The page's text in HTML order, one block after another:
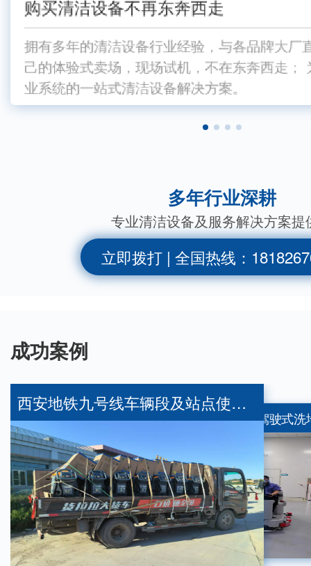
03 贴心服务体系
一地购买，服务联保，方便省心； 每月电话
上门检查设备使用状况； 72小时内如不能解
购买清洁设备不再东奔西走
拥有多年的清洁设备行业经验，与各品牌大厂
己的体验式卖场，现场试机，不在东奔西走；
业系统的一站式清洁设备解决方案。
02 品质源头把关
关键零部件采用国内外一线品牌配置，确保
件和整机皆激光打码，完整表示每道生产工
03
与国内外众多一线品牌是长期战略合作关系
除中间环节，性价比高； 为您节省30%采
03 贴心服务体系
一地购买，服务联保，方便省心； 每月电话
上门检查设备使用状况； 72小时内如不能解
01 购买清洁设
拥有多年的清洁设备行业经验，与各品牌大
己的体验式卖场，现场试机，不在东奔西走
业系统的一站式
多年行业深耕
专业清洁设备及服务解决方案提
立即拨打 | 全国热线：
成功案例
2小时内交付高陵—品斯顿 PSD-XS450 手推洗地机
西安地铁九号线车辆段及站点使用我司提供的清洁设备